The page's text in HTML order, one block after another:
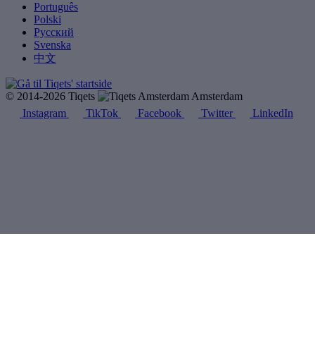
Português
Polski
Русский
Svenska
中文
© 2014-2026 Tiqets
Amsterdam
Instagram
TikTok Facebook Twitter LinkedIn